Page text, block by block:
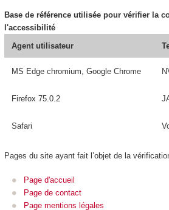
Base de référence utilisée pour vérifier la
l'accessibilité
Agent utilisateur
MS Edge chromium, Google Chrome
Firefox 75.0.2
Safari
Pages du site ayant fait l’objet de la
Page d'accueil
Page de contact
Page mentions légales